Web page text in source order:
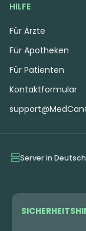
HILFE
Für Ärzte
Für Apotheken
Für Patienten
Kontaktformular
Server in